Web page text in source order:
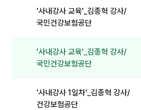
'사내강사 교육'_김종혁 강사/
국민건강보험공단
'사내강사 교육'_김종혁 강사/
국민건강보험공단
'사내강사 1일차'_김종혁 강사/
건강보험공단